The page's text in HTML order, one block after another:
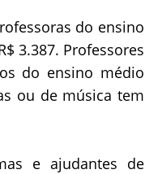
do ensino
3.387. Professores
do ensino médio
ou de música tem
e ajudantes de